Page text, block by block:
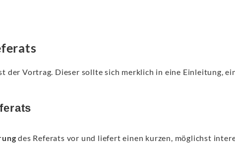
der Vortrag. Dieser sollte sich merklich in eine Einleitung,
des Referats vor und liefert einen kurzen, möglichst